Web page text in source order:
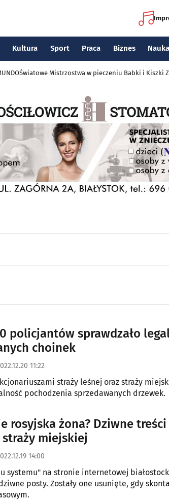
Kultura Sport Praca Biznes Nauka
Światowe Mistrzostwa w pieczeniu Babki i Kiszki
policjantów sprawdzało
choinek
11:22
straży leśnej oraz straży
pochodzenia sprzedawanych drzewek.
rosyjska żona? Dziwne
miejskiej
14:00
systemu" na stronie internetowej
posty. Zostały one usunięte, gdy